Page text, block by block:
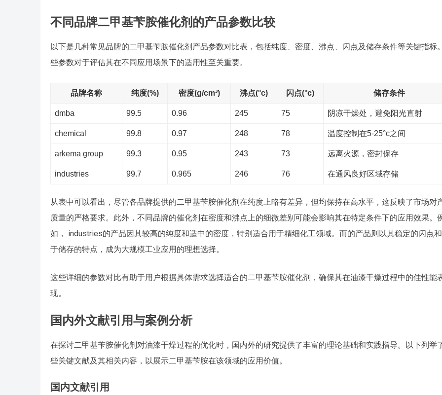
不同品牌二甲基苄胺催化剂的产品参数比较
以下是几种常见品牌的二甲基苄胺催化剂产品参数对比表，包括纯度、密度、沸点、闪点及储存条件等关键指标
些参数对于评估其在不同应用场景下的适用性至关重要。
品牌名称 纯度(%) 密度(g/cm³) 沸点(°c) 闪点(°c) 储存条件
dmba 99.5 0.96 245 75 阴凉干燥处，避免阳光直射
chemical 99.8 0.97 248 78 温度控制在5-25°c之间
arkema group 99.3 0.95 243 73 远离火源，密封保存
industries 99.7 0.965 246 76 在通风良好区域存储
从表中可以看出，尽管各品牌提供的二甲基苄胺催化剂在纯度上略有差异，但均保持在高水平，这反映了市场对
质量的严格要求。此外，不同品牌的催化剂在密度和沸点上的细微差别可能会影响其在特定条件下的应用效果。
如， industries的产品因其较高的纯度和适中的密度，特别适合用于精细化工领域。而的产品则以其稳定的闪点
于储存的特点，成为大规模工业应用的理想选择。
这些详细的参数对比有助于用户根据具体需求选择适合的二甲基苄胺催化剂，确保其在油漆干燥过程中的佳性能
现。
国内外文献引用与案例分析
在探讨二甲基苄胺催化剂对油漆干燥过程的优化时，国内外的研究提供了丰富的理论基础和实践指导。以下列举
些关键文献及其相关内容，以展示二甲基苄胺在该领域的应用价值。
国内文献引用